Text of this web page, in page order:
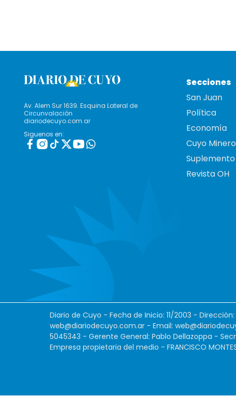
Av. Alem Sur 1639. Esquina Lateral de
Circunvalación
diariodecuyo.com.ar
Siguenos en:
Secciones
San Juan
Política
Economía
Cuyo Minero
Revista OH
Diario de Cuyo - Fecha de Inicio: 11/2003 -
web@diariodecuyo.com.ar - Email:
5045343 - Gerente General: Pablo Dellazoppa -
Empresa propietaria del medio - FRANCISCO MONTES